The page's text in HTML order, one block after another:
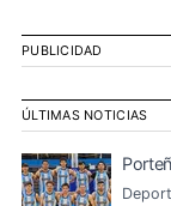
PUBLICIDAD
ÚLTIMAS NOTICIAS